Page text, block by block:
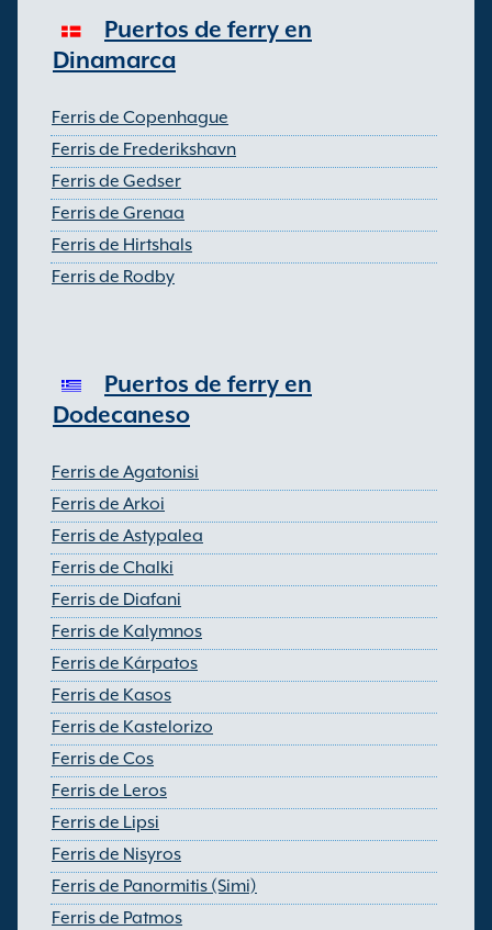
Puertos de ferry en
Dinamarca
Ferris de Copenhague
Ferris de Frederikshavn
Ferris de Gedser
Ferris de Grenaa
Ferris de Hirtshals
Ferris de Rodby
Puertos de ferry en
Dodecaneso
Ferris de Agatonisi
Ferris de Arkoi
Ferris de Astypalea
Ferris de Chalki
Ferris de Diafani
Ferris de Kalymnos
Ferris de Kárpatos
Ferris de Kasos
Ferris de Kastelorizo
Ferris de Cos
Ferris de Leros
Ferris de Lipsi
Ferris de Nisyros
Ferris de Panormitis (Simi)
Ferris de Patmos